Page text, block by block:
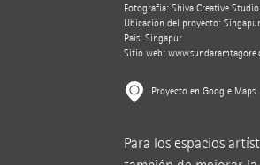
Fotografía: Shiya Creative
Ubicación del proyecto:
País: Singapur
Sitio web:
Proyecto en Google Maps
Para los espacios